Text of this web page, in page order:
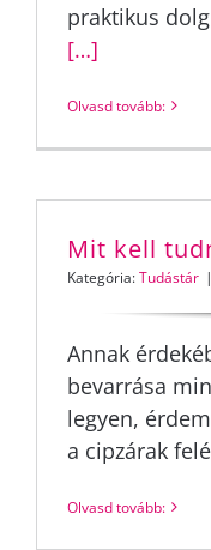
praktikus
[…]
Olvasd tovább:
Mit kell
Kategória:Tudástár |
Annak
bevarrása
legyen,
a cipzárak
Olvasd tovább: